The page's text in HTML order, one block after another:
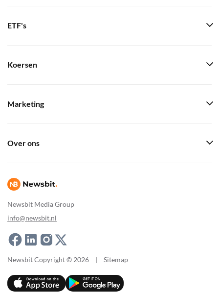
Newsbit Media Group
info@newsbit.nl
ETF's
Koersen
Marketing
Over ons
Newsbit Copyright © 2026 | Sitemap